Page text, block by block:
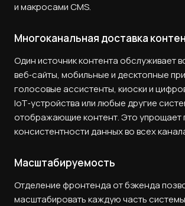
и макросами CMS.
Многоканальная доставка
Один источник контента обслуживает
веб‑сайты, мобильные и десктопные
голосовые ассистенты, киоски и
IoT‑устройства или любые другие
отображающие контент. Это упрощает
консистентности данных во всех
Масштабируемость
Отделение фронтенда от бэкенда
масштабировать каждую часть